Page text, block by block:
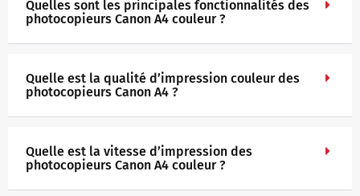
Quelles sont les principales fonctionnalités des
photocopieurs Canon A4 couleur ?
Quelle est la qualité d’impression couleur des
photocopieurs Canon A4 ?
Quelle est la vitesse d’impression des
photocopieurs Canon A4 couleur ?